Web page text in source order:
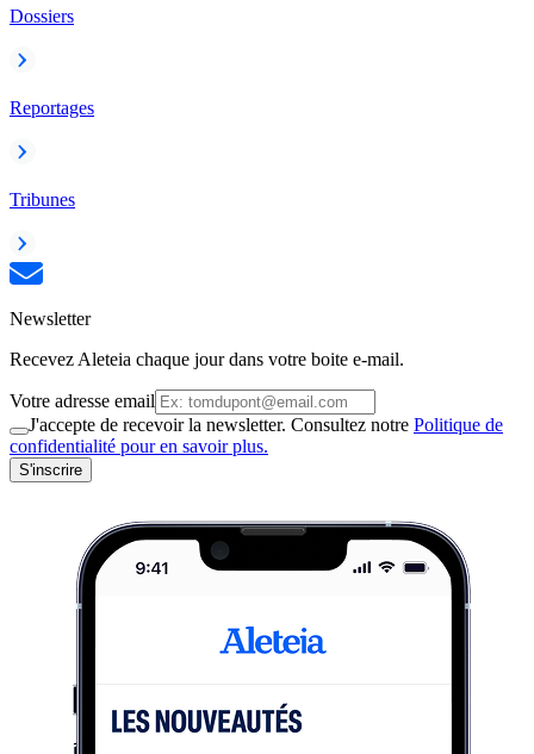
Dossiers
Reportages
Tribunes
Newsletter
Recevez Aleteia chaque jour dans votre boite e-mail.
Votre adresse email
J'accepte de recevoir la newsletter. Consultez notre Politique de
confidentialité pour en savoir plus.
S'inscrire